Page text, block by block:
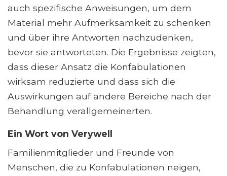
auch spezifische Anweisungen, um dem
Material mehr Aufmerksamkeit zu schenken
und über ihre Antworten nachzudenken,
bevor sie antworteten. Die Ergebnisse zeigten,
dass dieser Ansatz die Konfabulationen
wirksam reduzierte und dass sich die
Auswirkungen auf andere Bereiche nach der
Behandlung verallgemeinerten.
Ein Wort von Verywell
Familienmitglieder und Freunde von
Menschen, die zu Konfabulationen neigen,